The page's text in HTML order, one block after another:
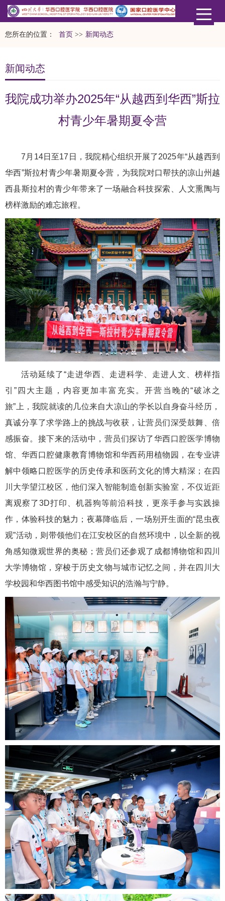
您所在的位置： 首页 >> 新闻动态
新闻动态
我院成功举办2025年“从越西到华西”斯拉
村青少年暑期夏令营
7月14日至17日，我院精心组织开展了2025年“从越西到
华西”斯拉村青少年暑期夏令营，为我院对口帮扶的凉山州越
西县斯拉村的青少年带来了一场融合科技探索、人文熏陶与
榜样激励的难忘旅程。
活动延续了“走进华西、走进科学、走进人文、榜样指
引”四大主题，内容更加丰富充实。开营当晚的“破冰之
旅”上，我院就读的几位来自大凉山的学长以自身奋斗经历，
真诚分享了求学路上的挑战与收获，让营员们深受鼓舞、倍
感振奋。接下来的活动中，营员们探访了华西口腔医学博物
馆、华西口腔健康教育博物馆和华西药用植物园，在专业讲
解中领略口腔医学的历史传承和医药文化的博大精深；在四
川大学望江校区，他们深入智能制造创新实验室，不仅近距
离观察了3D打印、机器狗等前沿科技，更亲手参与实践操
作，体验科技的魅力；夜幕降临后，一场别开生面的“昆虫夜
观”活动，则带领他们在江安校区的自然环境中，以全新的视
角感知微观世界的奥秘；营员们还参观了成都博物馆和四川
大学博物馆，穿梭于历史文物与城市记忆之间，并在四川大
学校园和华西图书馆中感受知识的浩瀚与宁静。